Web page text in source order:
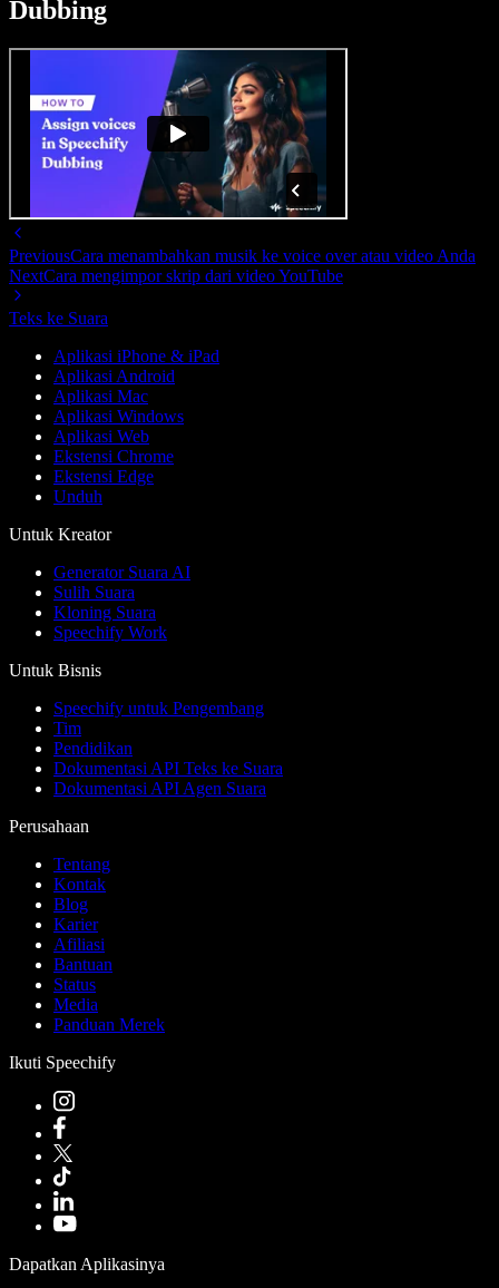
Dubbing
PreviousCara menambahkan musik ke voice over atau video Anda
NextCara mengimpor skrip dari video YouTube
Teks ke Suara
Aplikasi iPhone & iPad
Aplikasi Android
Aplikasi Mac
Aplikasi Windows
Aplikasi Web
Ekstensi Chrome
Ekstensi Edge
Unduh
Untuk Kreator
Generator Suara AI
Sulih Suara
Kloning Suara
Speechify Work
Untuk Bisnis
Speechify untuk Pengembang
Tim
Pendidikan
Dokumentasi API Teks ke Suara
Dokumentasi API Agen Suara
Perusahaan
Tentang
Kontak
Blog
Karier
Afiliasi
Bantuan
Status
Media
Panduan Merek
Ikuti Speechify
Dapatkan Aplikasinya